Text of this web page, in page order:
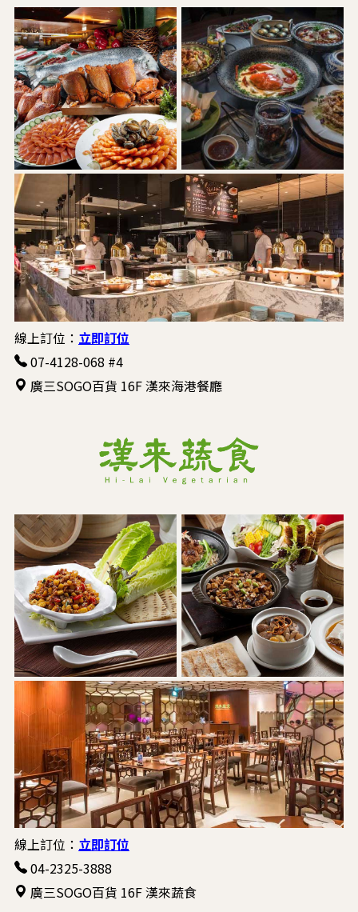
線上訂位： 立即訂位
07-4128-068 #4
廣三SOGO百貨 16F 漢來海港餐廳
線上訂位： 立即訂位
04-2325-3888
廣三SOGO百貨 16F 漢來蔬食